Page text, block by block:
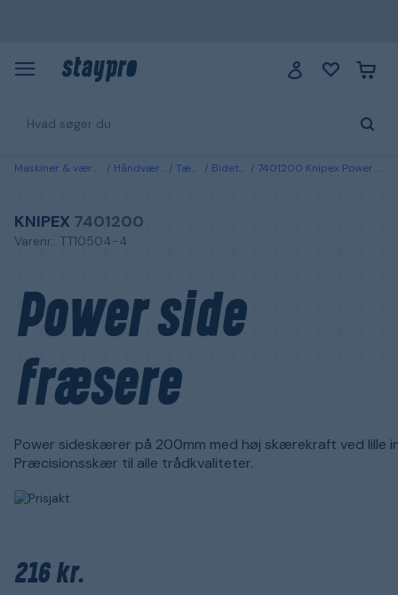
Maskiner & værktøj Håndværktøj Tænger Bidetænger 7401200 Knipex Power side fræsere 200mm
KNIPEX 7401200
Varenr.: TT10504-4
Power side
fræsere
Power sideskærer på 200mm med høj skærekraft ved lille
Præcisionsskær til alle trådkvaliteter.
216 kr.